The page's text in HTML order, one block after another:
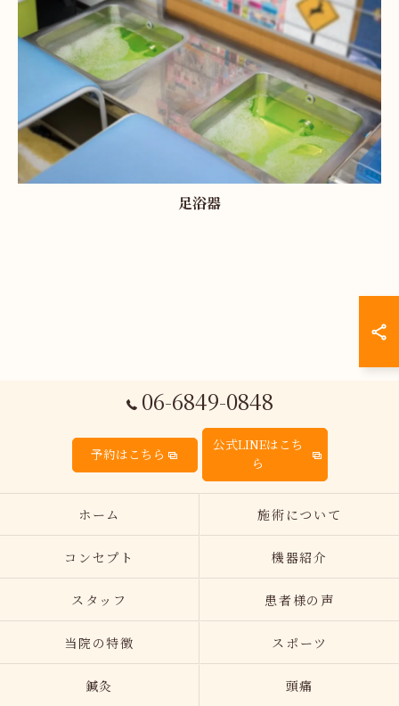
足浴器
06-6849-0848
予約はこちら
公式LINEはこち
ら
ホーム 施術について
コンセプト 機器紹介
スタッフ 患者様の声
当院の特徴 スポーツ
鍼灸 頭痛